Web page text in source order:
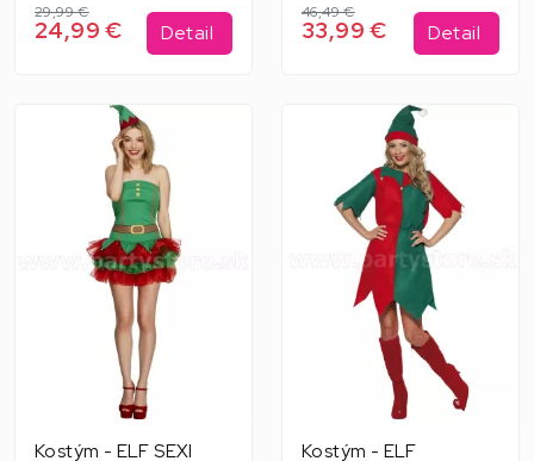
29,99 €
24,99 € Detail
46,49 €
33,99 € Detail
Kostým - ELF SEXI
Kostým - ELF